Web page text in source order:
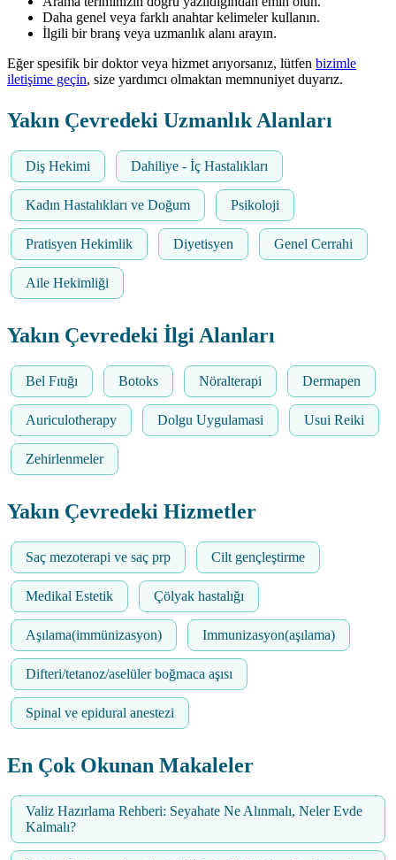
Daha genel veya farklı anahtar kelimeler kullanın.
İlgili bir branş veya uzmanlık alanı arayın.
Eğer spesifik bir doktor veya hizmet arıyorsanız, lütfen bizimle
iletişime geçin, size yardımcı olmaktan memnuniyet duyarız.
Yakın Çevredeki Uzmanlık Alanları
Diş Hekimi Dahiliye - İç Hastalıkları
Kadın Hastalıkları ve Doğum Psikoloji
Pratisyen Hekimlik Diyetisyen Genel Cerrahi
Aile Hekimliği
Yakın Çevredeki İlgi Alanları
Bel Fıtığı Botoks Nöralterapi Dermapen
Auriculotherapy Dolgu Uygulamasi Usui Reiki
Zehirlenmeler
Yakın Çevredeki Hizmetler
Saç mezoterapi ve saç prp Cilt gençleştirme
Medikal Estetik Çölyak hastalığı
Aşılama(immünizasyon) Immunizasyon(aşılama)
Difteri/tetanoz/aselüler boğmaca aşısı
Spinal ve epidural anestezi
En Çok Okunan Makaleler
Valiz Hazırlama Rehberi: Seyahate Ne Alınmalı, Neler Evde
Kalmalı?